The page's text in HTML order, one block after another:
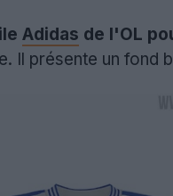
Adidas de l'OL
Il présente un fond